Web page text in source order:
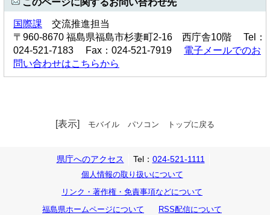
国際課 交流推進担当
〒960-8670 福島県福島市杉妻町2-16 西庁舎10階 Tel：
024-521-7183 Fax：024-521-7919 電子メールでのお
問い合わせはこちらから
[表示] モバイル パソコン トップに戻る
県庁へのアクセス Tel： 024-521-1111
個人情報の取り扱いについて
リンク・著作権・免責事項などについて
福島県ホームページについて
RSS配信について